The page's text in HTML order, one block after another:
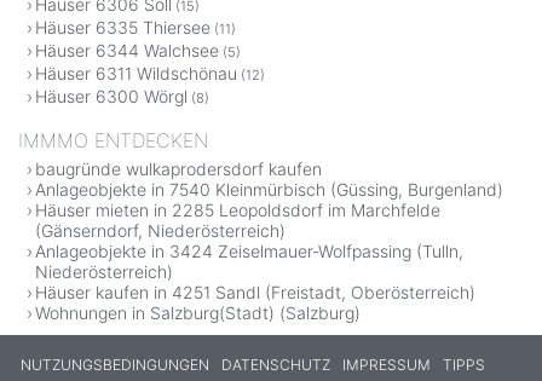
Häuser 6306 Söll (15)
Häuser 6335 Thiersee (11)
Häuser 6344 Walchsee (5)
Häuser 6311 Wildschönau (12)
Häuser 6300 Wörgl (8)
IMMMO ENTDECKEN
baugründe wulkaprodersdorf kaufen
Anlageobjekte in 7540 Kleinmürbisch (Güssing, Burgenland)
Häuser mieten in 2285 Leopoldsdorf im Marchfelde
(Gänserndorf, Niederösterreich)
Anlageobjekte in 3424 Zeiselmauer-Wolfpassing (Tulln,
Niederösterreich)
Häuser kaufen in 4251 Sandl (Freistadt, Oberösterreich)
Wohnungen in Salzburg(Stadt) (Salzburg)
NUTZUNGSBEDINGUNGEN DATENSCHUTZ IMPRESSUM
TIPPS